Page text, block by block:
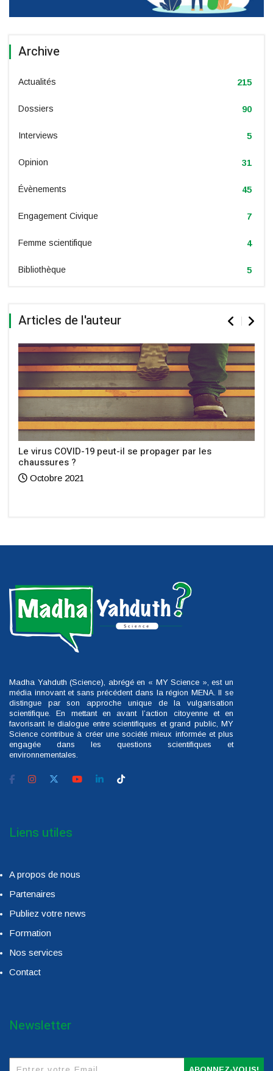
Archive
Actualités 215
Dossiers 90
Interviews 5
Opinion 31
Évènements 45
Engagement Civique 7
Femme scientifique 4
Bibliothèque 5
Articles de l'auteur
Le virus COVID-19 peut-il se propager par les
chaussures ?
Octobre 2021
Madha Yahduth (Science), abrégé en « MY Science », est un
média innovant et sans précédent dans la région MENA. Il se
distingue par son approche unique de la vulgarisation
scientifique. En mettant en avant l’action citoyenne et en
favorisant le dialogue entre scientifiques et grand public, MY
Science contribue à créer une société mieux informée et plus
engagée dans les questions scientifiques et
environnementales.
Liens utiles
A propos de nous
Partenaires
Publiez votre news
Formation
Nos services
Contact
Newsletter